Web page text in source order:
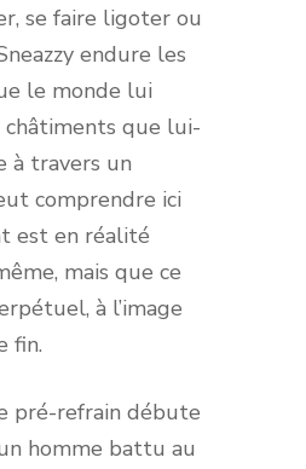
se faire ligoter ou
endure les
le monde lui
châtiments que lui-
à travers un
comprendre ici
est en réalité
mais que ce
à l’image
fin.
pré-refrain débute
homme battu au